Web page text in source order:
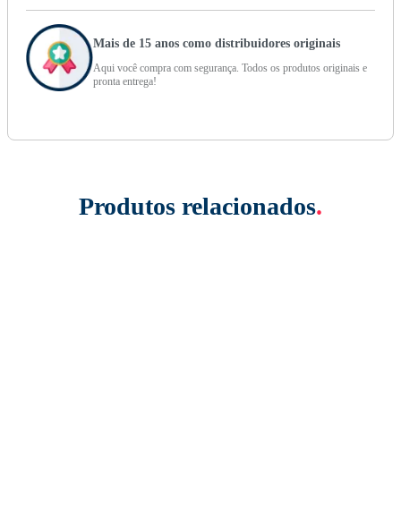
Mais de 15 anos como distribuidores originais
Aqui você compra com segurança. Todos os produtos originais e
pronta entrega!
Produtos relacionados.